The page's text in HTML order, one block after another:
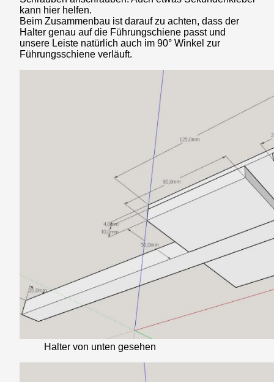
kann hier helfen.
Beim Zusammenbau ist darauf zu achten, dass der
Halter genau auf die Führungschiene passt und
unsere Leiste natürlich auch im 90° Winkel zur
Führungsschiene verläuft.
Halter von unten gesehen